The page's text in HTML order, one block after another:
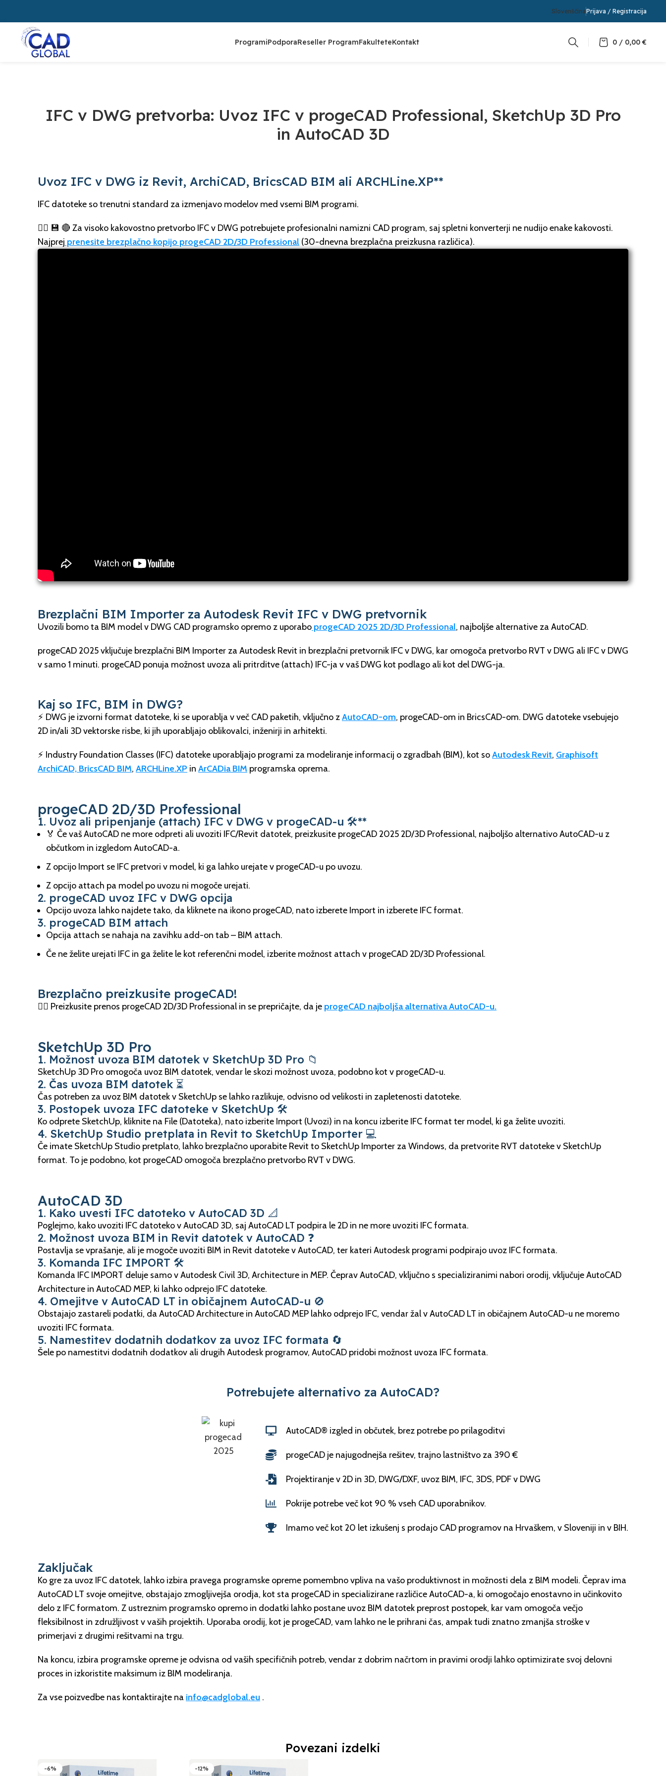
SlovenščinaPrijava / Registracija
ProgramiPodporaReseller ProgramFakulteteKontakt 0 / 0,00€
IFC v DWG pretvorba: Uvoz IFC v progeCAD Professional, SketchUp 3D Pro
in AutoCAD 3D
Uvoz IFC v DWG iz Revit, ArchiCAD, BricsCAD BIM ali ARCHLine.XP**
IFC datoteke so trenutni standard za izmenjavo modelov med vsemi BIM programi.
👉🏼 💾 🔴 Za visoko kakovostno pretvorbo IFC v DWG potrebujete profesionalni namizni CAD program, saj spletni konverterji ne nudijo enake kakovosti.
Najprej prenesite brezplačno kopijo progeCAD 2D/3D Professional (30-dnevna brezplačna preizkusna različica).
Brezplačni BIM Importer za Autodesk Revit IFC v DWG pretvornik
Uvozili bomo ta BIM model v DWG CAD programsko opremo z uporabo progeCAD 2025 2D/3D Professional, najboljše alternative za AutoCAD.
progeCAD 2025 vključuje brezplačni BIM Importer za Autodesk Revit in brezplačni pretvornik IFC v DWG, kar omogoča pretvorbo RVT v DWG ali IFC v DWG
v samo 1 minuti. progeCAD ponuja možnost uvoza ali pritrditve (attach) IFC-ja v vaš DWG kot podlago ali kot del DWG-ja.
Kaj so IFC, BIM in DWG?
⚡️ DWG je izvorni format datoteke, ki se uporablja v več CAD paketih, vključno zAutoCAD-om, progeCAD-om in BricsCAD-om. DWG datoteke vsebujejo
2D in/ali 3D vektorske risbe, ki jih uporabljajo oblikovalci, inženirji in arhitekti.
⚡️ Industry Foundation Classes (IFC) datoteke uporabljajo programi za modeliranje informacij o zgradbah (BIM), kot soAutodesk Revit, Graphisoft
ArchiCAD, BricsCAD BIM, ARCHLine.XP in ArCADia BIM programska oprema.
progeCAD 2D/3D Professional
1. Uvoz ali pripenjanje (attach) IFC v DWG v progeCAD-u 🛠️**
🏅 Če vaš AutoCAD ne more odpreti ali uvoziti IFC/Revit datotek, preizkusite progeCAD 2025 2D/3D Professional, najboljšo alternativo AutoCAD-u z
občutkom in izgledom AutoCAD-a.
Z opcijo Import se IFC pretvori v model, ki ga lahko urejate v progeCAD-u po uvozu.
Z opcijo attach pa model po uvozu ni mogoče urejati.
2. progeCAD uvoz IFC v DWG opcija
Opcijo uvoza lahko najdete tako, da kliknete na ikono progeCAD, nato izberete Import in izberete IFC format.
3. progeCAD BIM attach
Opcija attach se nahaja na zavihku add-on tab – BIM attach.
Če ne želite urejati IFC in ga želite le kot referenčni model, izberite možnost attach v progeCAD 2D/3D Professional.
Brezplačno preizkusite progeCAD!
👉🏼 Preizkusite prenos progeCAD 2D/3D Professional in se prepričajte, da je progeCAD najboljša alternativa AutoCAD-u.
SketchUp 3D Pro
1. Možnost uvoza BIM datotek v SketchUp 3D Pro 📁
SketchUp 3D Pro omogoča uvoz BIM datotek, vendar le skozi možnost uvoza, podobno kot v progeCAD-u.
2. Čas uvoza BIM datotek ⏳
Čas potreben za uvoz BIM datotek v SketchUp se lahko razlikuje, odvisno od velikosti in zapletenosti datoteke.
3. Postopek uvoza IFC datoteke v SketchUp 🛠️
Ko odprete SketchUp, kliknite na File (Datoteka), nato izberite Import (Uvozi) in na koncu izberite IFC format ter model, ki ga želite uvoziti.
4. SketchUp Studio pretplata in Revit to SketchUp Importer 💻
Če imate SketchUp Studio pretplato, lahko brezplačno uporabite Revit to SketchUp Importer za Windows, da pretvorite RVT datoteke v SketchUp
format. To je podobno, kot progeCAD omogoča brezplačno pretvorbo RVT v DWG.
AutoCAD 3D
1. Kako uvesti IFC datoteko v AutoCAD 3D 📐
Poglejmo, kako uvoziti IFC datoteko v AutoCAD 3D, saj AutoCAD LT podpira le 2D in ne more uvoziti IFC formata.
2. Možnost uvoza BIM in Revit datotek v AutoCAD ❓
Postavlja se vprašanje, ali je mogoče uvoziti BIM in Revit datoteke v AutoCAD, ter kateri Autodesk programi podpirajo uvoz IFC formata.
3. Komanda IFC IMPORT 🛠️
Komanda IFC IMPORT deluje samo v Autodesk Civil 3D, Architecture in MEP. Čeprav AutoCAD, vključno s specializiranimi nabori orodij, vključuje AutoCAD
Architecture in AutoCAD MEP, ki lahko odprejo IFC datoteke.
4. Omejitve v AutoCAD LT in običajnem AutoCAD-u 🚫
Obstajajo zastareli podatki, da AutoCAD Architecture in AutoCAD MEP lahko odprejo IFC, vendar žal v AutoCAD LT in običajnem AutoCAD-u ne moremo
uvoziti IFC formata.
5. Namestitev dodatnih dodatkov za uvoz IFC formata 🔄
Šele po namestitvi dodatnih dodatkov ali drugih Autodesk programov, AutoCAD pridobi možnost uvoza IFC formata.
Potrebujete alternativo za AutoCAD?
AutoCAD® izgled in občutek, brez potrebe po prilagoditvi
progeCAD je najugodnejša rešitev, trajno lastništvo za 390 €
Projektiranje v 2D in 3D, DWG/DXF, uvoz BIM, IFC, 3DS, PDF v DWG
Pokrije potrebe več kot 90 % vseh CAD uporabnikov.
Imamo več kot 20 let izkušenj s prodajo CAD programov na Hrvaškem, v Sloveniji in v BIH.
Zaključak
Ko gre za uvoz IFC datotek, lahko izbira pravega programske opreme pomembno vpliva na vašo produktivnost in možnosti dela z BIM modeli. Čeprav ima
AutoCAD LT svoje omejitve, obstajajo zmogljivejša orodja, kot sta progeCAD in specializirane različice AutoCAD-a, ki omogočajo enostavno in učinkovito
delo z IFC formatom. Z ustreznim programsko opremo in dodatki lahko postane uvoz BIM datotek preprost postopek, kar vam omogoča večjo
fleksibilnost in združljivost v vaših projektih. Uporaba orodij, kot je progeCAD, vam lahko ne le prihrani čas, ampak tudi znatno zmanjša stroške v
primerjavi z drugimi rešitvami na trgu.
Na koncu, izbira programske opreme je odvisna od vaših specifičnih potreb, vendar z dobrim načrtom in pravimi orodji lahko optimizirate svoj delovni
proces in izkoristite maksimum iz BIM modeliranja.
Za vse poizvedbe nas kontaktirajte na info@cadglobal.eu .
Povezani izdelki
-6% -12%